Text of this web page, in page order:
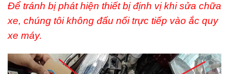
Để tránh bị phát hiện thiết bị định vị khi sửa chữa
xe, chúng tôi không đấu nối trực tiếp vào ắc quy
xe máy.